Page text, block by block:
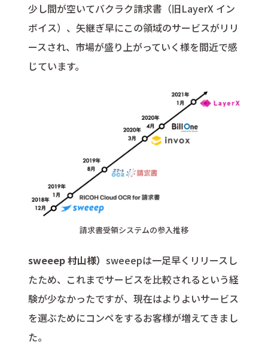
少し間が空いてバクラク請求書（旧LayerX イン
ボイス）、矢継ぎ早にこの領域のサービスがリリ
ースされ、市場が盛り上がっていく様を間近で感
じています。
請求書受領システムの参入推移
sweeep 村山様）sweeepは一足早くリリースし
たため、これまでサービスを比較されるという経
験が少なかったですが、現在はよりよいサービス
を選ぶためにコンペをするお客様が増えてきまし
た。